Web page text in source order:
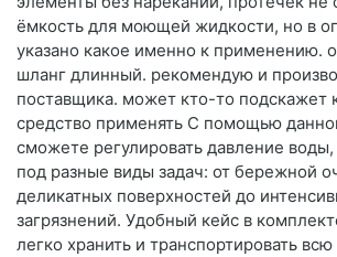
ёмкость для моющей жидкости, но в
указано какое именно к применению.
шланг длинный. рекомендую и
поставщика. может кто-то
средство применять С помощью
сможете регулировать давление воды,
под разные виды задач: от бережной
деликатных поверхностей до
загрязнений. Удобный кейс в
легко хранить и транспортировать